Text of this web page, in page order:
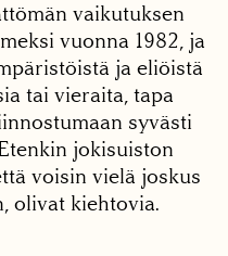
vaikutuksen
vuonna 1982, ja
ja eliöistä
tai vieraita, tapa
syvästi
jokisuiston
voisin vielä joskus
olivat kiehtovia.